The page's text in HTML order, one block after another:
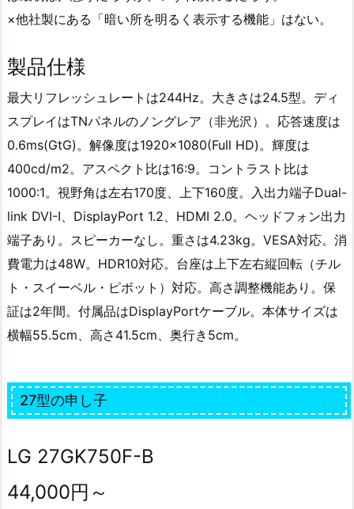
×他社製にある「暗い所を明るく表示する機能」はない。
製品仕様
最大リフレッシュレートは244Hz。大きさは24.5型。ディ
スプレイはTNパネルのノングレア（非光沢）。応答速度は
0.6ms(GtG)。解像度は1920×1080(Full HD)。輝度は
400cd/m2。アスペクト比は16:9。コントラスト比は
1000:1。視野角は左右170度、上下160度。入出力端子Dual-
link DVI-I、DisplayPort 1.2、HDMI 2.0。ヘッドフォン出力
端子あり。スピーカーなし。重さは4.23kg。VESA対応。消
費電力は48W。HDR10対応。台座は上下左右縦回転（チル
ト・スイーベル・ピボット）対応。高さ調整機能あり。保
証は2年間。付属品はDisplayPortケーブル。本体サイズは
横幅55.5cm、高さ41.5cm、奥行き5cm。
27型の申し子
LG 27GK750F-B
44,000円～